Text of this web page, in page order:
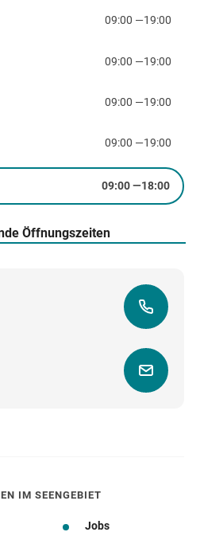
09:00 —19:00
09:00 —19:00
09:00 —19:00
09:00 —19:00
09:00—18:00
Öffnungszeiten
IM SEENGEBIET
Jobs